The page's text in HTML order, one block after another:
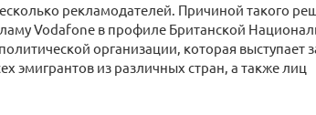
рекламодателей. Причиной такого
Vodafone в профиле Британской
организации, которая выступает
эмигрантов из различных стран, а также лиц